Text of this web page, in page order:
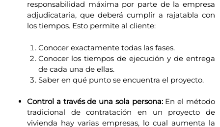
responsabilidad máxima por parte de la empresa
adjudicataria, que deberá cumplir a rajatabla con
los tiempos. Esto permite al cliente:
Conocer exactamente todas las fases.
Conocer los tiempos de ejecución y de entrega
de cada una de ellas.
Saber en qué punto se encuentra el proyecto.
Control a través de una sola persona: En el método
tradicional de contratación en un proyecto de
vivienda hay varias empresas, lo cual aumenta la